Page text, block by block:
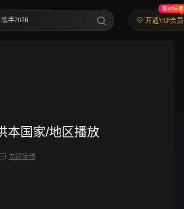
歌手2026
妻子的浪漫旅行2026
开通VIP会员
限时特惠
本国家/地区播放
立即反馈